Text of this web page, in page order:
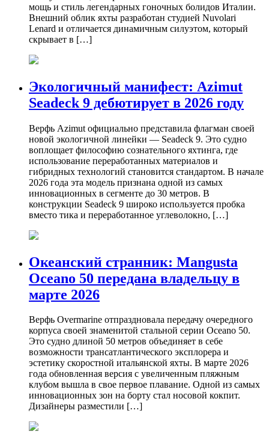
мощь и стиль легендарных гоночных болидов Италии.
Внешний облик яхты разработан студией Nuvolari
Lenard и отличается динамичным силуэтом, который
скрывает в […]
Экологичный манифест: Azimut
Seadeck 9 дебютирует в 2026 году
Верфь Azimut официально представила флагман своей
новой экологичной линейки — Seadeck 9. Это судно
воплощает философию сознательного яхтинга, где
использование переработанных материалов и
гибридных технологий становится стандартом. В начале
2026 года эта модель признана одной из самых
инновационных в сегменте до 30 метров. В
конструкции Seadeck 9 широко используется пробка
вместо тика и переработанное углеволокно, […]
Океанский странник: Mangusta
Oceano 50 передана владельцу в
марте 2026
Верфь Overmarine отпраздновала передачу очередного
корпуса своей знаменитой стальной серии Oceano 50.
Это судно длиной 50 метров объединяет в себе
возможности трансатлантического эксплорера и
эстетику скоростной итальянской яхты. В марте 2026
года обновленная версия с увеличенным пляжным
клубом вышла в свое первое плавание. Одной из самых
инновационных зон на борту стал носовой кокпит.
Дизайнеры разместили […]